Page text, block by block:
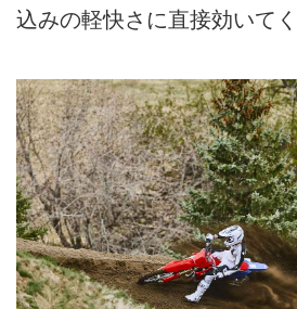
込みの軽快さに直接効いて